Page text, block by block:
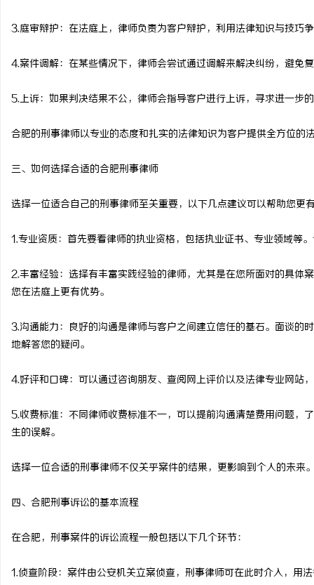
3.庭审辩护：在法庭上，律师负责为客户辩护，利用法律知识与技巧
4.案件调解：在某些情况下，律师会尝试通过调解来解决纠纷，避免
5.上诉：如果判决结果不公，律师会指导客户进行上诉，寻求进一步
合肥的刑事律师以专业的态度和扎实的法律知识为客户提供全方位的
三、如何选择合适的合肥刑事律师
选择一位适合自己的刑事律师至关重要，以下几点建议可以帮助您更
1.专业资质：首先要看律师的执业资格，包括执业证书、专业领域等
2.丰富经验：选择有丰富实践经验的律师，尤其是在您所面对的具体
您在法庭上更有优势。
3.沟通能力：良好的沟通是律师与客户之间建立信任的基石。面谈的
地解答您的疑问。
4.好评和口碑：可以通过咨询朋友、查阅网上评价以及法律专业网站
5.收费标准：不同律师收费标准不一，可以提前沟通清楚费用问题，
生的误解。
选择一位合适的刑事律师不仅关乎案件的结果，更影响到个人的未来
四、合肥刑事诉讼的基本流程
在合肥，刑事案件的诉讼流程一般包括以下几个环节：
1.侦查阶段：案件由公安机关立案侦查，刑事律师可在此时介入，用